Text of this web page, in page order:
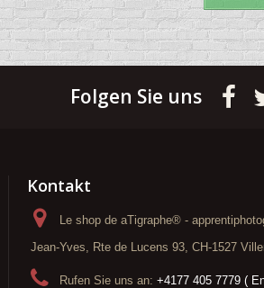
Folgen Sie uns
Kontakt
Le shop de aTigraphe® -
Jean-Yves, Rte de Lucens 93, CH-1527
Rufen Sie uns an: +4177 405 7779 (